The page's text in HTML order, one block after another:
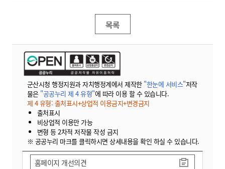
목록
군산시청 행정지원과 자치행정계에서 제작한 "한눈에 서비스"저작
물은 "공공누리 제 4 유형"에 따라 이용 할 수 있습니다.
제 4 유형: 출처표시+상업적 이용금지+변경금지
출처표시
비상업적 이용만 가능
변형 등 2차적 저작물 작성 금지
※ 공공누리 마크를 클릭하시면 상세내용을 확인 하실 수 있습니다.
홈페이지 개선의견